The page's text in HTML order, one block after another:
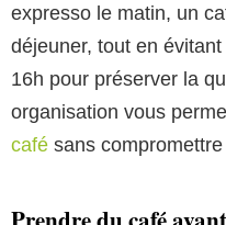
expresso le matin, un
déjeuner, tout en
16h pour préserver la
organisation vous
café sans